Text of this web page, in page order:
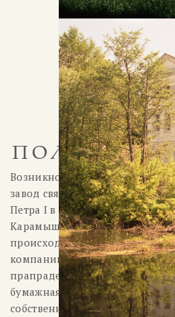
О
Возникновение населенного
завод связано с основанием
Петра I в 1718 году
Карамышевым парусно-
происходит название
компании с Г. Щепочкиным и
прапрадедом жены А. С.
бумажная фабрика. В 1735
собственность семейства